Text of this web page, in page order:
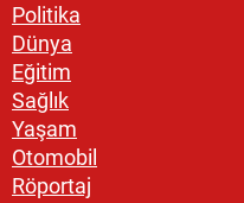
Politika
Dünya
Eğitim
Sağlık
Yaşam
Otomobil
Röportaj